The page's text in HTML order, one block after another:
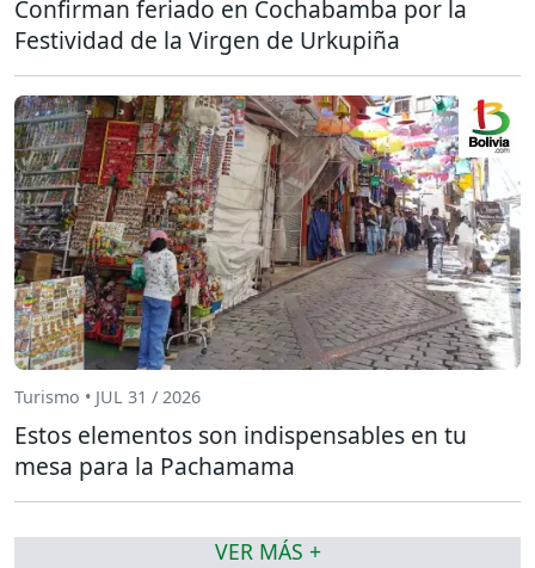
Confirman feriado en Cochabamba por la
Festividad de la Virgen de Urkupiña
Turismo • JUL 31 / 2026
Estos elementos son indispensables en tu
mesa para la Pachamama
VER MÁS +